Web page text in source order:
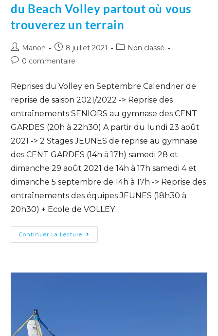
du Beach Volley partout où vous
trouverez un terrain
Manon 8 juillet 2021
Non classé
0 commentaire
Reprises du Volley en Septembre Calendrier de
reprise de saison 2021/2022 -> Reprise des
entraînements SENIORS au gymnase des CENT
GARDES (20h à 22h30) A partir du lundi 23 août
2021 -> 2 Stages JEUNES de reprise au gymnase
des CENT GARDES (14h à 17h) samedi 28 et
dimanche 29 août 2021 de 14h à 17h samedi 4 et
dimanche 5 septembre de 14h à 17h -> Reprise des
entraînements des équipes JEUNES (18h30 à
20h30) + Ecole de VOLLEY…
Continuer La Lecture